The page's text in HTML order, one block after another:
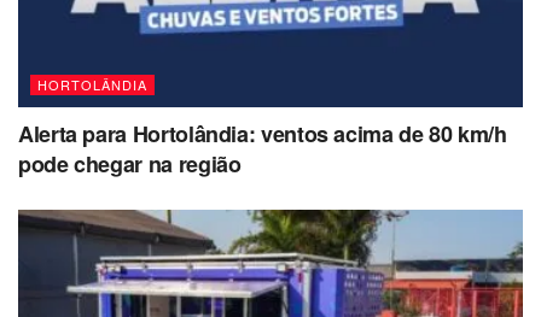
HORTOLÂNDIA
Alerta para Hortolândia: ventos acima de 80 km/h
pode chegar na região